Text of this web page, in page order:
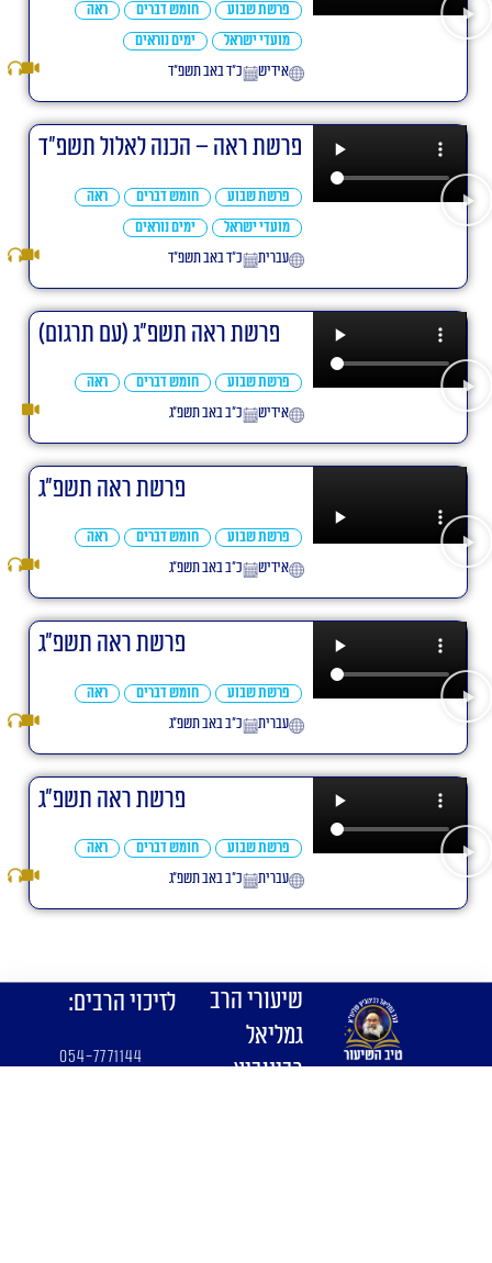
פרשת שבוע חומש דברים
ראה
מועדי ישראל
ימים נוראים
אידיש
כ״ד באב תשפ״ד
פרשת ראה – הכנה לאלול תשפ"ד
פרשת שבוע חומש דברים
ראה
מועדי ישראל
ימים נוראים
עברית
כ״ד באב תשפ״ד
פרשת ראה תשפ"ג (עם תרגום)
פרשת שבוע חומש דברים
ראה
אידיש
כ״ב באב תשפ״ג
פרשת ראה תשפ"ג
פרשת שבוע חומש דברים
ראה
אידיש
כ״ב באב תשפ״ג
פרשת ראה תשפ"ג
פרשת שבוע חומש דברים
ראה
עברית
כ״ב באב תשפ״ג
פרשת ראה תשפ"ג
פרשת שבוע חומש דברים
ראה
עברית
כ״ב באב תשפ״ג
שיעורי הרב
גמליאל
רבינוביץ
לזיכוי הרבים:
054-7771144